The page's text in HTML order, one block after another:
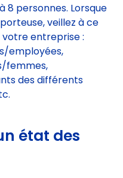
8 personnes. Lorsque
veillez à ce
votre entreprise :
employées,
femmes,
des différents
état des